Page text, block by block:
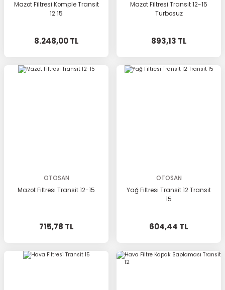
Mazot Filtresi Komple Transit
12 15
8.248,00 TL
Mazot Filtresi Transit 12-15
Turbosuz
893,13 TL
OTOSAN
Mazot Filtresi Transit 12-15
715,78 TL
OTOSAN
Yağ Filtresi Transit 12 Transit
15
604,44 TL